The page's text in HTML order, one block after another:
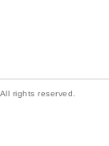
rights reserved.